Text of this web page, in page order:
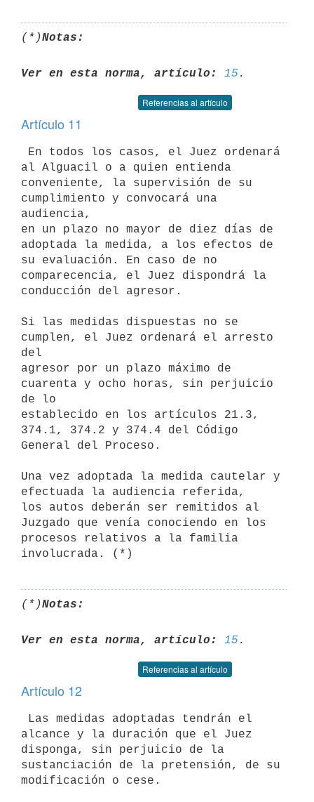
(*)Notas:
Ver en esta norma, artículo: 15
Referencias al artículo
Artículo 11
al Alguacil o a quien entienda
conveniente, la supervisión de su
cumplimiento y convocará una
audiencia,
en un plazo no mayor de diez días de
adoptada la medida, a los efectos de
su evaluación. En caso de no
comparecencia, el Juez dispondrá la
conducción del agresor.
Si las medidas dispuestas no se
cumplen, el Juez ordenará el arresto
del
agresor por un plazo máximo de
cuarenta y ocho horas, sin perjuicio
de lo
establecido en los artículos 21.3,
374.1, 374.2 y 374.4 del Código
General del Proceso.
Una vez adoptada la medida cautelar y
efectuada la audiencia referida,
los autos deberán ser remitidos al
Juzgado que venía conociendo en los
procesos relativos a la familia
(*)Notas:
Ver en esta norma, artículo: 15
Referencias al artículo
Artículo 12
alcance y la duración que el Juez
disponga, sin perjuicio de la
sustanciación de la pretensión, de su